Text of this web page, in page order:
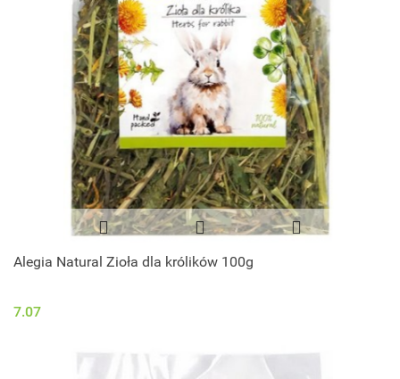
Alegia Natural Zioła dla królików 100g
7.07